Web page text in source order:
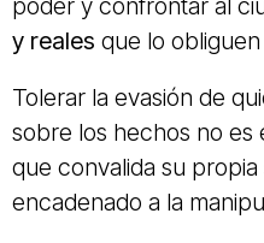
poder y confrontar al
y reales que lo
Tolerar la evasión de
sobre los hechos no es
que convalida su
encadenado a la